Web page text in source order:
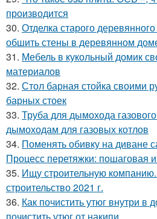
производится
30. Отделка старого
обшить стены в деревянном
31. Мебель в кукольный домик
материалов
32. Стол барная стойка своими
барных стоек
33. Труба для дымохода
дымоходам для газовых котлов
34. Поменять обивку на диване
Процесс перетяжки: пошаговая
35. Ищу строительную компанию.
строительство 2021 г.
36. Как почистить утюг внутри в
почистить утюг от накипи